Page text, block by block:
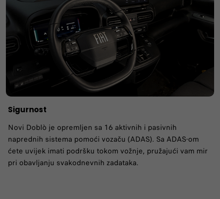
Sigurnost
Novi Doblò je opremljen sa 16 aktivnih i pasivnih
naprednih sistema pomoći vozaču (ADAS). Sa ADAS-om
ćete uvijek imati podršku tokom vožnje, pružajući vam mir
pri obavljanju svakodnevnih zadataka.